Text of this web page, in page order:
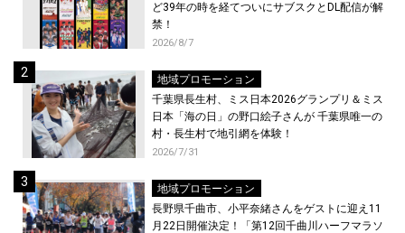
ど39年の時を経てついにサブスクとDL配信が解
禁！
2026/8/7
地域プロモーション
千葉県長生村、ミス日本2026グランプリ＆ミス
日本「海の日」の野口絵子さんが 千葉県唯一の
村・長生村で地引網を体験！
2026/7/31
地域プロモーション
長野県千曲市、小平奈緒さんをゲストに迎え11
月22日開催決定！「第12回千曲川ハーフマラソ